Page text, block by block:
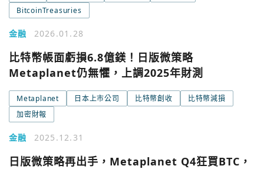
BitcoinTreasuries
金融 2026.01.28
比特幣帳面虧損6.8億鎂！日版微策略
Metaplanet仍無懼，上調2025年財測
Metaplanet 日本上市公司 比特幣創收
比特幣減損
加密財報
金融 2025.12.31
日版微策略再出手，Metaplanet Q4狂買BTC，